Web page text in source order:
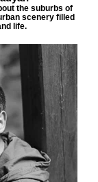
the suburbs of
scenery filled
life.